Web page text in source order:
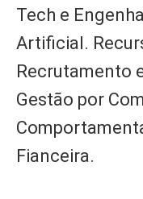
Tech e
Artificial.
Recrutamento
Gestão por
Fianceira.